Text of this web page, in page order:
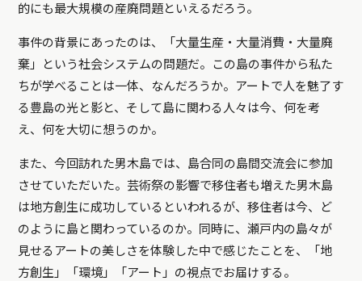
的にも最大規模の産廃問題といえるだろう。
事件の背景にあったのは、「大量生産・大量消費・大量廃
棄」という社会システムの問題だ。この島の事件から私た
ちが学べることは一体、なんだろうか。アートで人を魅了す
る豊島の光と影と、そして島に関わる人々は今、何を考
え、何を大切に想うのか。
また、今回訪れた男木島では、島合同の島間交流会に参加
させていただいた。芸術祭の影響で移住者も増えた男木島
は地方創生に成功しているといわれるが、移住者は今、ど
のように島と関わっているのか。同時に、瀬戸内の島々が
見せるアートの美しさを体験した中で感じたことを、「地
方創生」「環境」「アート」の視点でお届けする。